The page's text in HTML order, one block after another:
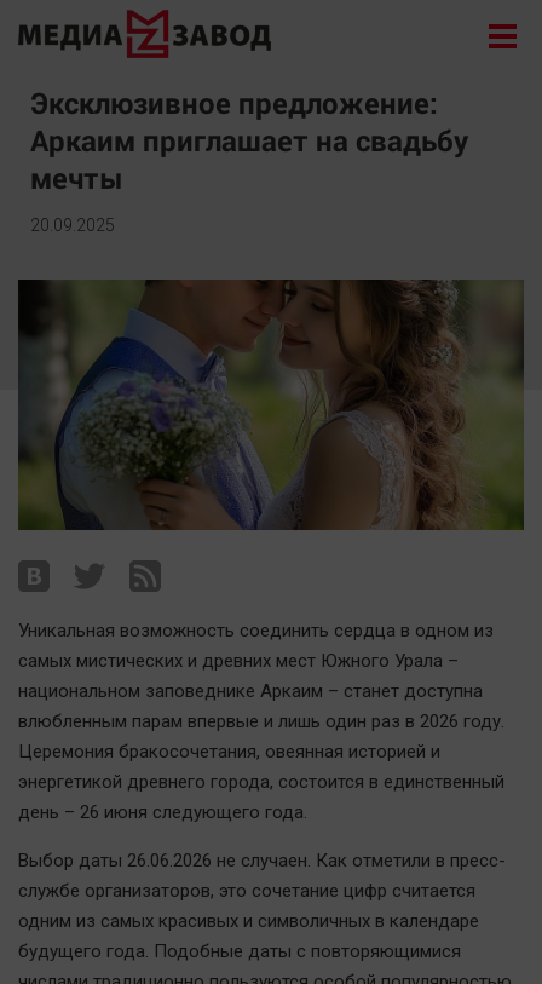
Новости
Экономика
Происшествия
Общество
Здоровье
Курилка
Поиск
Архив
Наша победа
Политика
Экономика
Здоровье
Культура
Курилка
Мнения
Спорт
Технологии
Эксклюзивное предложение:
Аркаим приглашает на свадьбу
мечты
20.09.2025
Уникальная возможность соединить сердца в одном из
самых мистических и древних мест Южного Урала –
национальном заповеднике Аркаим – станет доступна
влюбленным парам впервые и лишь один раз в 2026 году.
Церемония бракосочетания, овеянная историей и
энергетикой древнего города, состоится в единственный
день – 26 июня следующего года.
Выбор даты 26.06.2026 не случаен. Как отметили в пресс-
службе организаторов, это сочетание цифр считается
одним из самых красивых и символичных в календаре
будущего года. Подобные даты с повторяющимися